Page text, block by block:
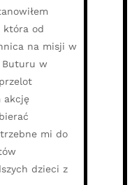
która od
na misji w
Buturu w
akcję
mi do
dzieci z